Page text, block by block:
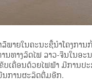
າຍໃນຄະນະຊີ້ນໍາໂຄງການ
ານທາງລົດໄຟ ລາວ-ຈີນໃນ
ບເຄື່ອນດ້ວຍໄຟຟ້າ ມີການ
ນການຜະລິດຕື່ມອີກ.